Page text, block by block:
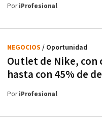
PoriProfesional
Outlet de Nike, con
hasta con 45% de
NEGOCIOS / Oportunidad
PoriProfesional